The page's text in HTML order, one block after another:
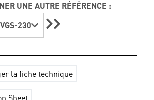
UNE AUTRE RÉFÉRENCE :
230
la fiche technique
Sheet